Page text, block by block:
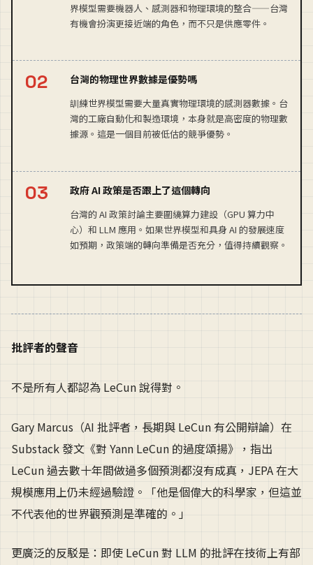
界模型需要機器人、感測器和物理環境的整合——台灣
有機會扮演更接近端的角色，而不只是供應零件。
台灣的物理世界數據是優勢嗎
訓練世界模型需要大量真實物理環境的感測器數據。台
灣的工廠自動化和製造環境，本身就是高密度的物理數
據源。這是一個目前被低估的競爭優勢。
政府 AI 政策是否跟上了這個轉向
台灣的 AI 政策討論主要圍繞算力建設（GPU 算力中
心）和 LLM 應用。如果世界模型和具身 AI 的發展速度
如預期，政策端的轉向準備是否充分，值得持續觀察。
批評者的聲音
不是所有人都認為 LeCun 說得對。
Gary Marcus（AI 批評者，長期與 LeCun 有公開辯論）在
Substack 發文《對 Yann LeCun 的過度頌揚》，指出
LeCun 過去數十年間做過多個預測都沒有成真，JEPA 在大
規模應用上仍未經過驗證。「他是個偉大的科學家，但這並
不代表他的世界觀預測是準確的。」
更廣泛的反駁是：即使 LeCun 對 LLM 的批評在技術上有部